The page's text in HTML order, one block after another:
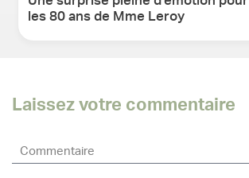
les 80 ans de Mme Leroy
Laissez votre commentaire